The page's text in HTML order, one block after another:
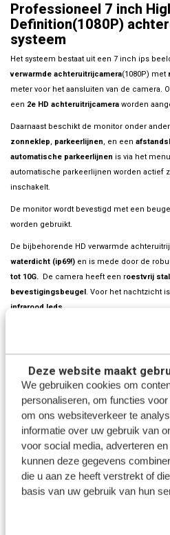
Deze website maakt
We gebruiken cookies om
personaliseren, om functies
om ons websiteverkeer te
informatie over uw gebruik van
voor social media, adverteren
kunnen deze gegevens
die u aan ze heeft verstrekt of
basis van uw gebruik van hun
Professioneel 7 inch
Definition(1080P)
systeem
Het systeem bestaat uit een 7 inch ips
verwarmde achteruitrijcamera(1080P) met
meter voor het aansluiten van de camera.
een 2e HD achteruitrijcamera worden
Daarnaast beschikt de monitor onder
zonneklep, parkeerlijnen, en een
automatische parkeerlijnen is via het
automatische parkeerlijnen worden actief
inschakelt.
De monitor wordt bevestigd met een
worden gebruikt.
De bijbehorende HD verwarmde
waterdicht (ip69!) en is mede door de
tot 10G.
De camera heeft een roestvrij
bevestigingsbeugel . Voor het nachtzicht
infrarood leds
Schermafmeting: 7 inch
Beeldverhouding: 16:9
Paneel: IPS
Vermogen: 7.5W
Voeding: 9V-36V
Videosysteem: NTSC/PAL
Resolutie: 1024*600
Aansluiting: 4 pin
Afstandslijnen